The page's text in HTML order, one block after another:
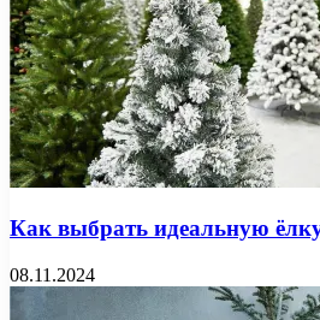
Как выбрать идеальную
08.11.2024